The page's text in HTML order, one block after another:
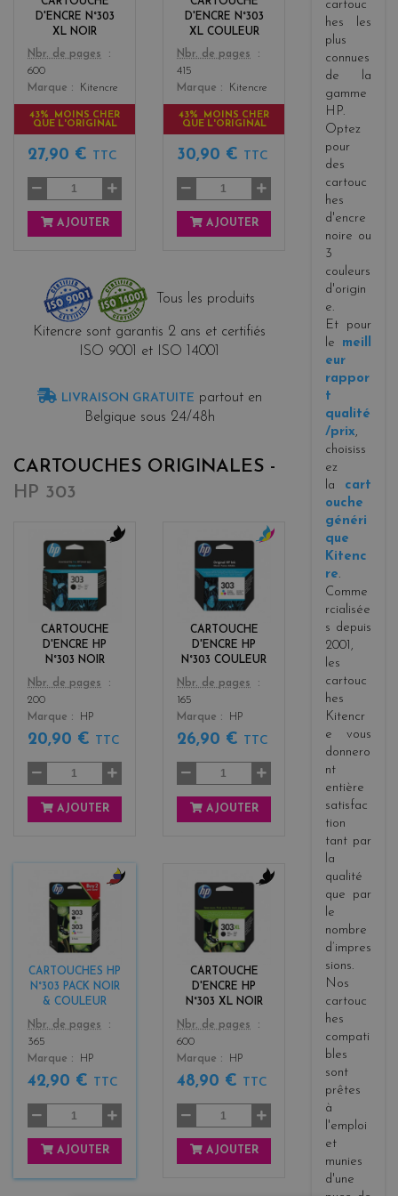
D'ENCRE N°303
XL NOIR
Color
Nbr. de pages
600
Marque
Kitencre
43% MOINS CHER
QUE L'ORIGINAL
27,90 € TTC
AJOUTER
D'ENCRE N°303
XL COULEUR
Color
s
Nbr. de pages
415
Marque
Kitencre
43% MOINS CHER
QUE L'ORIGINAL
30,90 € TTC
AJOUTER
Tous les produits
Kitencre sont garantis 2 ans et certifiés
ISO 9001 et ISO 14001
LIVRAISON GRATUITE partout en
Belgique sous 24/48h
CARTOUCHES ORIGINALES -
HP 303
CARTOUCHE
D'ENCRE HP
N°303 NOIR
Color
l
c
k
Nbr. de pages
200
Marque
HP
20,90 € TTC
AJOUTER
CARTOUCHE
D'ENCRE HP
N°303 COULEUR
Color
r
Nbr. de pages
165
Marque
HP
26,90 € TTC
AJOUTER
CARTOUCHES HP
N°303 PACK NOIR
& COULEUR
Color
k
+
Nbr. de pages
365
Marque
HP
42,90 € TTC
AJOUTER
CARTOUCHE
D'ENCRE HP
N°303 XL NOIR
Color
k
Nbr. de pages
600
Marque
HP
48,90 € TTC
AJOUTER
cartouc
hes les
plus
connues
de la
gamme
HP.
Optez
pour
des
cartouc
hes
d'encre
noire ou
3
couleurs
d'origin
e.
Et pour
le meill
eur
rappor
t
qualité
/prix,
choisiss
ez
la cart
ouche
généri
que
Kitenc
re.
Comme
rcialisée
s depuis
2001,
les
cartouc
hes
Kitencr
e vous
donnero
nt
entière
satisfac
tion
tant par
la
qualité
que par
le
nombre
d’impres
sions.
Nos
cartouc
hes
compati
bles
sont
prêtes
à
l'emploi
et
munies
d'une